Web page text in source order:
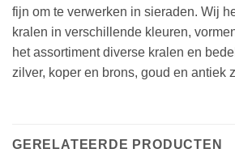
fijn om te verwerken in sieraden. Wij
kralen in verschillende kleuren,
het assortiment diverse kralen en
zilver, koper en brons, goud en antiek
GERELATEERDE PRODUCTEN